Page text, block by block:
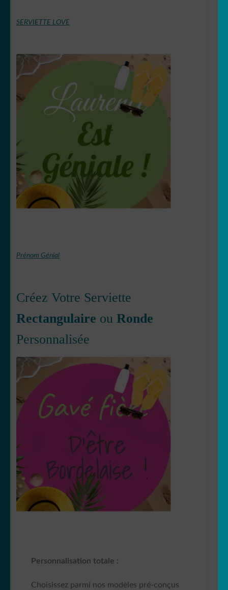
SERVIETTE LOVE
Prénom Génial
Créez Votre Serviette
Rectangulaire ou Ronde
Personnalisée
Personnalisation totale :
Choisissez parmi nos modèles pré-conçus